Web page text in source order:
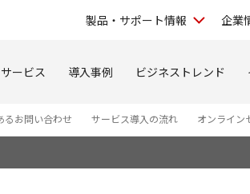
製品・サポート情報 企業
ービス 導入事例 ビジネストレンド
るお問い合わせ サービス導入の流れ オンライン